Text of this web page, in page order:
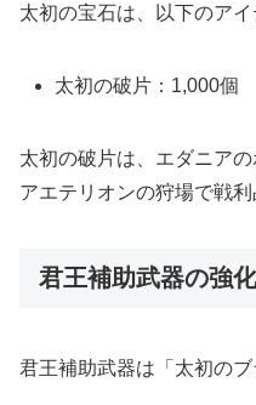
太初の宝石は、以下のア
太初の破片：1,000個
太初の破片は、エダニア
アエテリオンの狩場で戦利
君王補助武器の強
君王補助武器は「太初の